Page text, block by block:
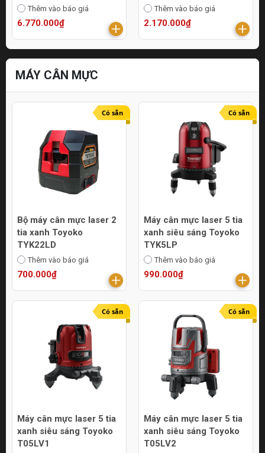
Thêm vào báo giá
6.770.000₫
Thêm vào báo giá
2.170.000₫
MÁY CÂN MỰC
Có sẵn
Bộ máy cân mực laser 2
tia xanh Toyoko
TYK22LD
Thêm vào báo giá
700.000₫
Có sẵn
Máy cân mực laser 5 tia
xanh siêu sáng Toyoko
TYK5LP
Thêm vào báo giá
990.000₫
Có sẵn
Máy cân mực laser 5 tia
xanh siêu sáng Toyoko
T05LV1
Có sẵn
Máy cân mực laser 5 tia
xanh siêu sáng Toyoko
T05LV2